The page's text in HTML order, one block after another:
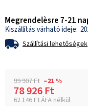
Megrendelèsre 7-21
Szállítási lehetőségek
99 907 Ft –21 %
78 926 Ft
62 146 Ft ÁFA nélkül